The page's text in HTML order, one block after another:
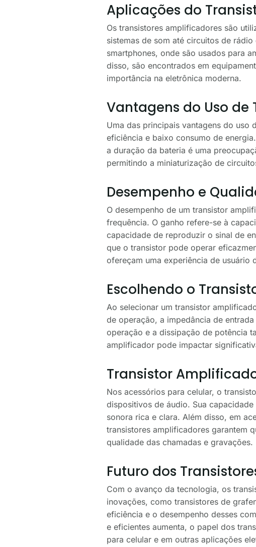
Aplicações do
Os transistores amplificadores são
sistemas de som até circuitos de
smartphones, onde são usados para
disso, são encontrados em
importância na eletrônica moderna.
Vantagens do Uso
Uma das principais vantagens do uso
eficiência e baixo consumo de
a duração da bateria é uma
permitindo a miniaturização de
Desempenho e
O desempenho de um transistor
frequência. O ganho refere-se à
capacidade de reproduzir o sinal de
que o transistor pode operar
ofereçam uma experiência de usuário
Escolhendo o
Ao selecionar um transistor
de operação, a impedância de
operação e a dissipação de potência
amplificador pode impactar
Transistor
Nos acessórios para celular, o
dispositivos de áudio. Sua
sonora rica e clara. Além disso, em
transistores amplificadores garantem
qualidade das chamadas e gravações.
Futuro dos
Com o avanço da tecnologia, os
inovações, como transistores de
eficiência e o desempenho desses
e eficientes aumenta, o papel dos
para celular e em outras aplicações